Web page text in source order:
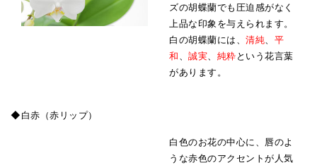
ズの胡蝶蘭でも圧迫感がなく
上品な印象を与えられます。
白の胡蝶蘭には、清純
平
和 、誠実 純粋という花言葉
があります。
◆白赤（赤リップ）
白色のお花の中心に、唇のよ
うな赤色のアクセントが人気